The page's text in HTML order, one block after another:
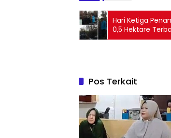
Hari Ketiga
0,5 Hektare
Pos Terkait